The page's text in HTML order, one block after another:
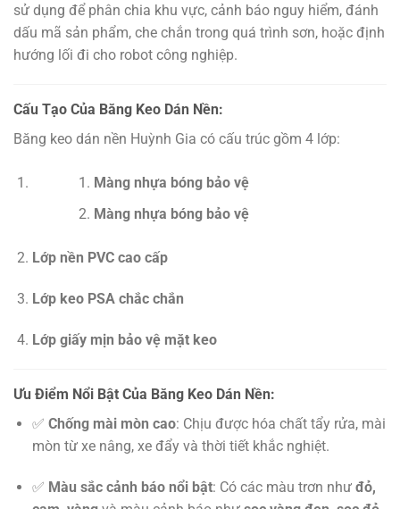
sử dụng để phân chia khu vực, cảnh báo nguy hiểm, đánh
dấu mã sản phẩm, che chắn trong quá trình sơn, hoặc định
hướng lối đi cho robot công nghiệp.
Cấu Tạo Của Băng Keo Dán Nền:
Băng keo dán nền Huỳnh Gia có cấu trúc gồm 4 lớp:
Màng nhựa bóng bảo vệ
Màng nhựa bóng bảo vệ
Lớp nền PVC cao cấp
Lớp keo PSA chắc chắn
Lớp giấy mịn bảo vệ mặt keo
Ưu Điểm Nổi Bật Của Băng Keo Dán Nền:
✅ Chống mài mòn cao: Chịu được hóa chất tẩy rửa, mài
mòn từ xe nâng, xe đẩy và thời tiết khắc nghiệt.
✅ Màu sắc cảnh báo nổi bật: Có các màu trơn như đỏ,